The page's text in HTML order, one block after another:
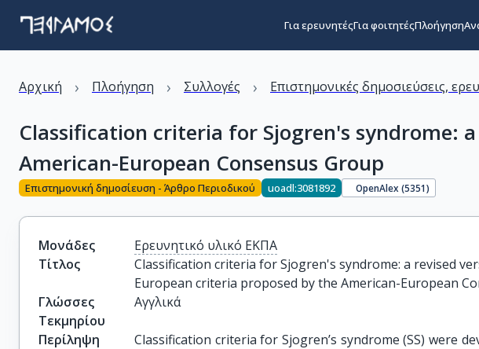
Για ερευνητέςΓια φοιτητέςΠλοήγηση
Αρχική › Πλοήγηση › Συλλογές › Επιστημονικές δημοσιεύσεις,
Classification criteria for Sjogren's syndrome:
American-European Consensus Group
Επιστημονική δημοσίευση - Άρθρο Περιοδικού uoadl:3081892 OpenAlex (5351)
Μονάδες
Ερευνητικό υλικό ΕΚΠΑ
Τίτλος
Classification criteria for Sjogren's syndrome: a revised
European criteria proposed by the American-European
Γλώσσες
Τεκμηρίου
Αγγλικά
Περίληψη
Classification criteria for Sjogren’s syndrome (SS) were